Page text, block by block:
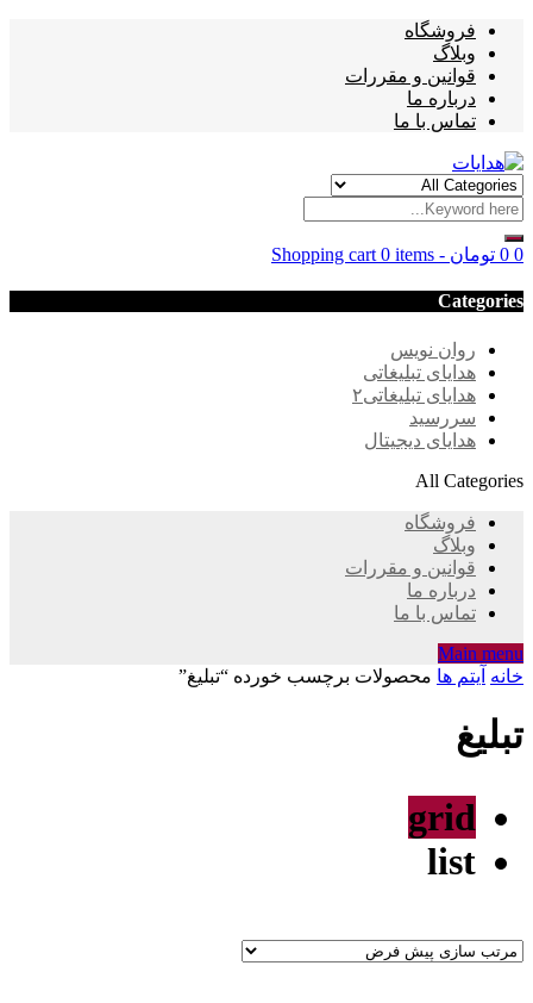
فروشگاه
وبلاگ
قوانین و مقررات
درباره ما
تماس با ما
Shopping cart 0 items - 0 تومان 0
Categories
روان نویس
هدایای تبلیغاتی
هدایای تبلیغاتی۲
سررسید
هدایای دیجیتال
All Categories
فروشگاه
وبلاگ
قوانین و مقررات
درباره ما
تماس با ما
Main menu
خانه آیتم ها محصولات برچسب خورده “تبليغ”
تبليغ
grid
list